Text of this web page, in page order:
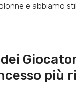
e abbiamo
più